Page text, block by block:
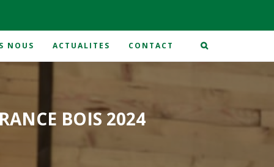
NOUS ACTUALITES CONTACT
BOIS 2024